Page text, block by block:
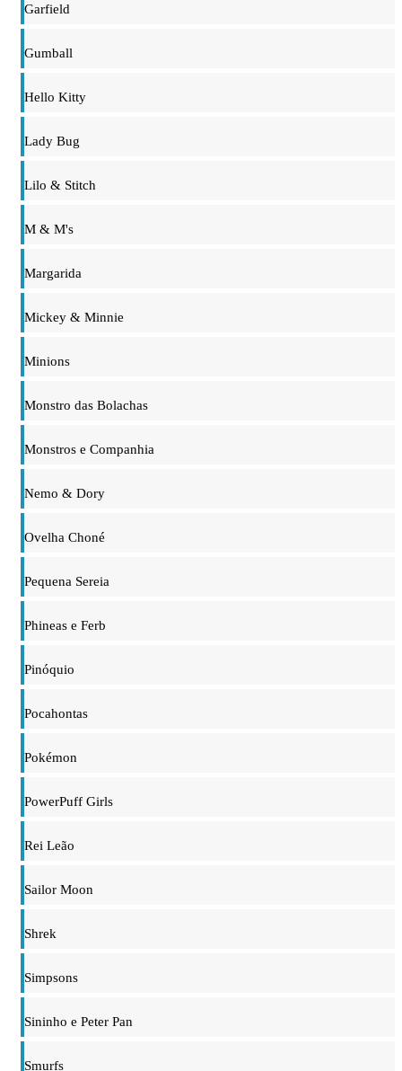
Garfield
Gumball
Hello Kitty
Lady Bug
Lilo & Stitch
M & M's
Margarida
Mickey & Minnie
Minions
Monstro das Bolachas
Monstros e Companhia
Nemo & Dory
Ovelha Choné
Pequena Sereia
Phineas e Ferb
Pinóquio
Pocahontas
Pokémon
PowerPuff Girls
Rei Leão
Sailor Moon
Shrek
Simpsons
Sininho e Peter Pan
Smurfs